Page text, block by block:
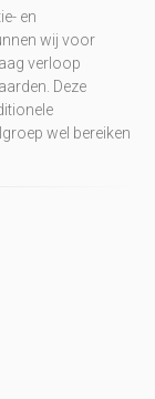
en
wij voor
verloop
Deze
wel bereiken